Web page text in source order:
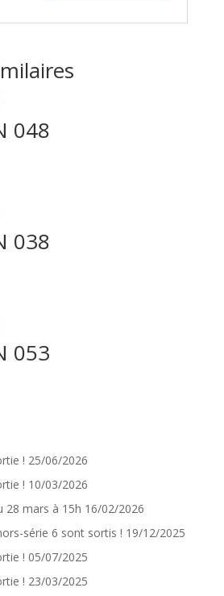
048
038
053
! 25/06/2026
! 10/03/2026
28 mars à 15h 16/02/2026
série 6 sont sortis ! 19/12/2025
! 05/07/2025
! 23/03/2025